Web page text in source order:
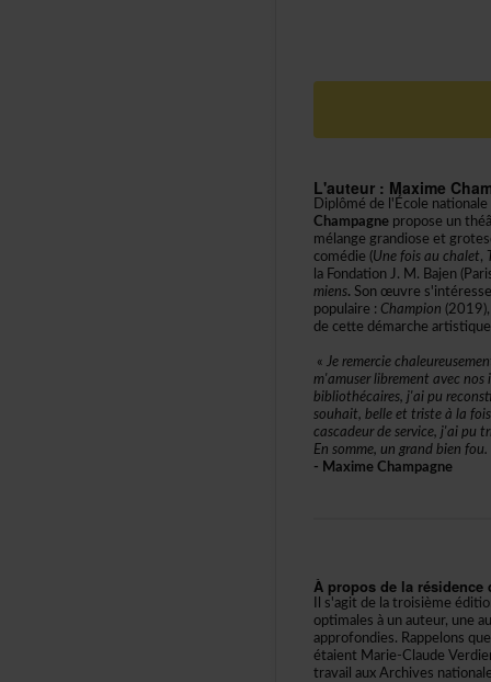
Champagne
comédie(Unefoisauchalet,
miens.
populaire: Champion (2019),
«
Ensomme,ungrandbienfou.
-MaximeChampagne
étaientMarie-